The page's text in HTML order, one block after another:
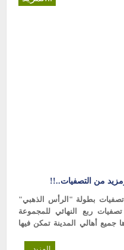
من التصفيات..!!
بطولة "الرأس الذهبي"
ربع النهائي للمجموعة
جميع أهالي المدينة تمكن فيها